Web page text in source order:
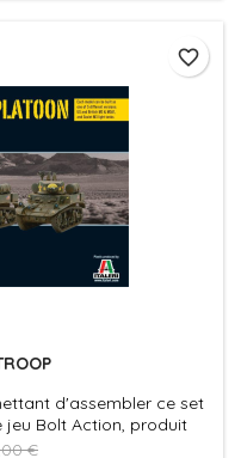
d'assembler ce set
jeu Bolt Action, produit
Véhicule(s) à peindre
€
favorite_border